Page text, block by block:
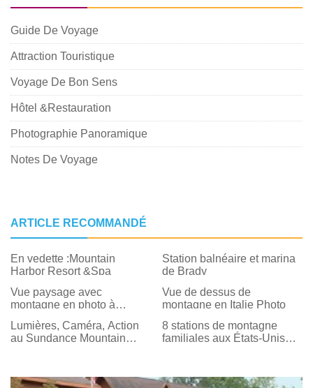
Guide De Voyage
Attraction Touristique
Voyage De Bon Sens
Hôtel &Restauration
Photographie Panoramique
Notes De Voyage
ARTICLE RECOMMANDÉ
En vedette :Mountain
Harbor Resort &Spa
Station balnéaire et marina
de Brady
Vue paysage avec
montagne en photo à
Vue de dessus de
montagne en Italie Photo
Lumières, Caméra, Action
au Sundance Mountain
8 stations de montagne
familiales aux États-Unis